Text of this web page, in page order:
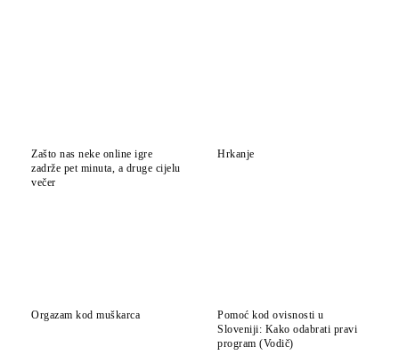
Zašto nas neke online igre
zadrže pet minuta, a druge cijelu
večer
Hrkanje
Orgazam kod muškarca
Pomoć kod ovisnosti u
Sloveniji: Kako odabrati pravi
program (Vodič)